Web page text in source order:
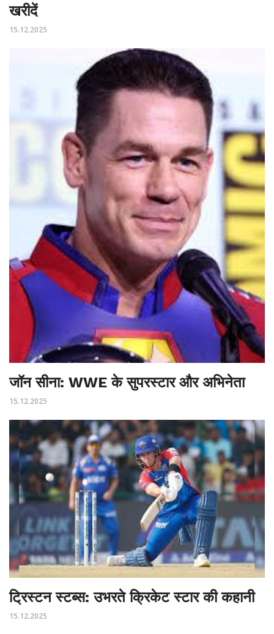
खरीदें
15.12.2025
जॉन सीना: WWE के सुपरस्टार और अभिनेता
15.12.2025
ट्रिस्टन स्टब्स: उभरते क्रिकेट स्टार की कहानी
15.12.2025